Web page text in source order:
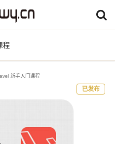
程
新手入门课程
已发布